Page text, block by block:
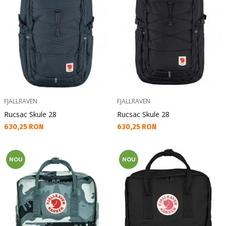
FJALLRAVEN
Rucsac Skule 28
Текуща цена:
630,25 RON
FJALLRAVEN
Rucsac Skule 28
Текуща цена:
630,25 RON
NOU NOU